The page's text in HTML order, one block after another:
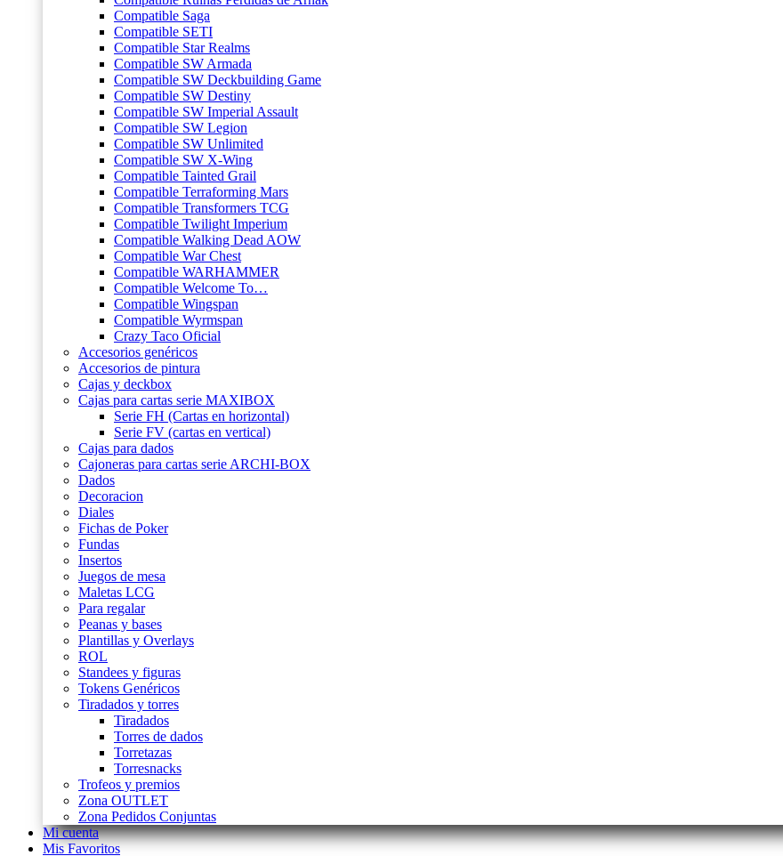
Compatible Saga
Compatible SETI
Compatible Star Realms
Compatible SW Armada
Compatible SW Deckbuilding Game
Compatible SW Destiny
Compatible SW Imperial Assault
Compatible SW Legion
Compatible SW Unlimited
Compatible SW X-Wing
Compatible Tainted Grail
Compatible Terraforming Mars
Compatible Transformers TCG
Compatible Twilight Imperium
Compatible Walking Dead AOW
Compatible War Chest
Compatible WARHAMMER
Compatible Welcome To…
Compatible Wingspan
Compatible Wyrmspan
Crazy Taco Oficial
Accesorios genéricos
Accesorios de pintura
Cajas y deckbox
Cajas para cartas serie MAXIBOX
Serie FH (Cartas en horizontal)
Serie FV (cartas en vertical)
Cajas para dados
Cajoneras para cartas serie ARCHI-BOX
Dados
Decoracion
Diales
Fichas de Poker
Fundas
Insertos
Juegos de mesa
Maletas LCG
Para regalar
Peanas y bases
Plantillas y Overlays
ROL
Standees y figuras
Tokens Genéricos
Tiradados y torres
Tiradados
Torres de dados
Torretazas
Torresnacks
Trofeos y premios
Zona OUTLET
Zona Pedidos Conjuntas
Mi cuenta
Mis Favoritos